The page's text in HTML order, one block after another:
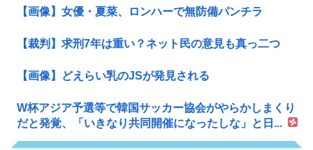
【画像】女優・夏菜、ロンハーで無防備パンチラ
【裁判】求刑7年は重い？ネット民の意見も真っ二つ
【画像】どえらい乳のJSが発見される
W杯アジア予選等で韓国サッカー協会がやらかしまくり
だと発覚、「いきなり共同開催になったしな」と日...